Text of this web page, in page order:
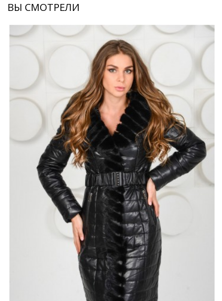
зрительно вытянуть силуэт, делая фигуру более
легкой. Этому же способствует и достаточно глубокий
V-образный вырез горловины. Пальто сшито из черной
экокожи украшенной строчкой. Опушка капюшона и
планка скрывающая застежку украшены натуральным
мехом норки в цвет экокожи.
По вопросам наличия, звоните менеджерам магазина,
мы с удовольствием поможем! Телефоны для связи
находятся выше или на странице "контакты". Кроме
того можете посетить наш магазин в Москве, где Вы
ознакомитесь с самыми свежими новинками.
*описание несет информационный характер, состав и
правила ухода могут быть изменены производителем
ВЫ СМОТРЕЛИ